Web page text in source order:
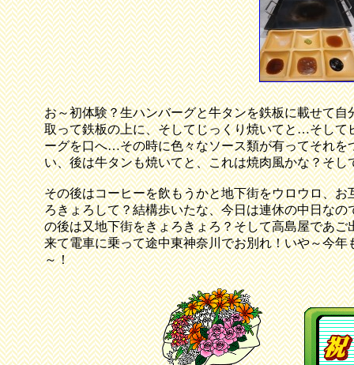
お～初体験？生ハンバーグと牛タンを鉄板に載せて
取って鉄板の上に、そしてじっくり焼いてと…そして
ーグを口へ…その時に色々なソース類が有ってそれ
い、後は牛タンも焼いてと、これは焼肉風かな？そ
その後はコーヒーを飲もうかと地下街をウロウロ、
ろきょろして？結構歩いたな、今日は連休の中日な
の後は又地下街をきょろきょろ？そして高島屋であ
来て電車に乗って途中東神奈川でお別れ！いや～今
～！